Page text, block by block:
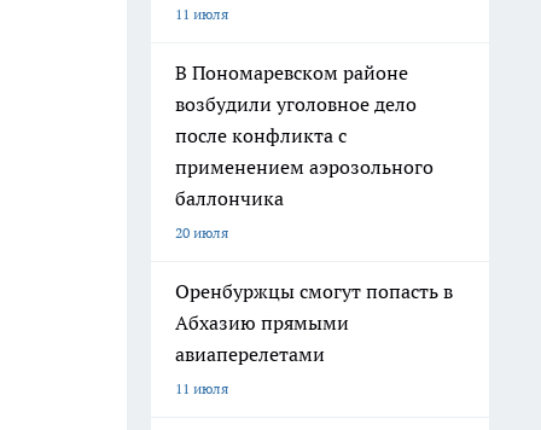
11 июля
В Пономаревском районе
возбудили уголовное дело
после конфликта с
применением аэрозольного
баллончика
20 июля
Оренбуржцы смогут попасть в
Абхазию прямыми
авиаперелетами
11 июля